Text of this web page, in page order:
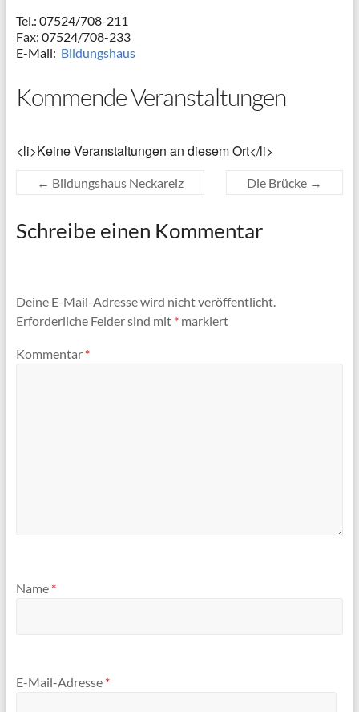
Tel.: 07524/708-211
Fax: 07524/708-233
E-Mail: Bildungshaus
Kommende Veranstaltungen
<li>Keine Veranstaltungen an diesem Ort</li>
← Bildungshaus Neckarelz Die Brücke →
Schreibe einen Kommentar
Deine E-Mail-Adresse wird nicht veröffentlicht.
Erforderliche Felder sind mit *markiert
Kommentar *
Name *
E-Mail-Adresse *